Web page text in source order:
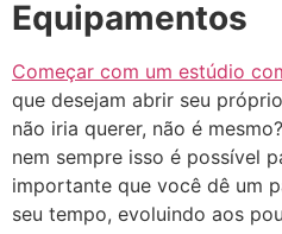
Equipamentos
Começar com um estúdio
que desejam abrir seu
não iria querer, não é
nem sempre isso é possível
importante que você dê um
seu tempo, evoluindo aos